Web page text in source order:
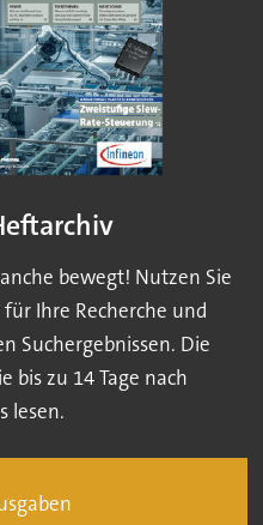
bewegt! Nutzen Sie
Ihre Recherche und
Suchergebnissen. Die
bis zu 14 Tage nach
lesen.